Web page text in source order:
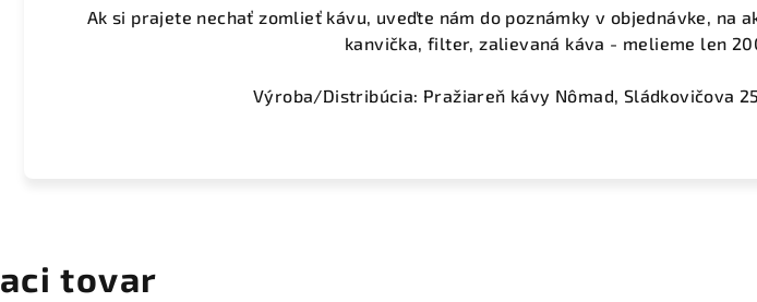
Ak si prajete nechať zomlieť kávu, uveďte nám do poznámky v objednávke, na
kanvička, filter, zalievaná káva - melieme len
Výroba/Distribúcia: Pražiareň kávy Nômad, Sládkovičova
tovar